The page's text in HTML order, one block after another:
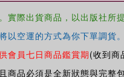
實際出貨商品，以出版社所
以空運的方式為你下單調貨
會員七日商品鑑賞期(收到商
商品必須是全新狀態與完整